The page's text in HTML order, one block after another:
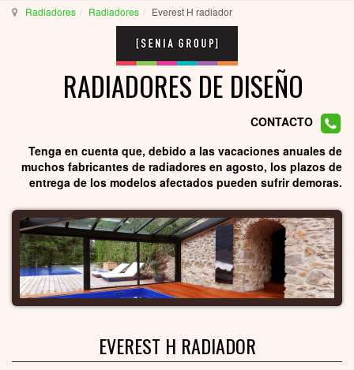
Radiadores Radiadores Everest H radiador
RADIADORES DE DISEÑO
CONTACTO
Tenga en cuenta que, debido a las vacaciones anuales de
muchos fabricantes de radiadores en agosto, los plazos de
entrega de los modelos afectados pueden sufrir demoras.
EVEREST H RADIADOR